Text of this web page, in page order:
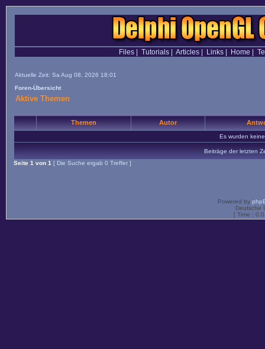
Files| Tutorials| Articles| Links| Home
Aktuelle Zeit: Sa Aug 08, 2026 18:01
Foren-Übersicht
Aktive Themen
Themen Autor
Es wurden
Beiträge der letzten
Seite 1 von 1 [ Die Suche ergab 0 Treffer ]
Powered by
Deutsche
[ Time :